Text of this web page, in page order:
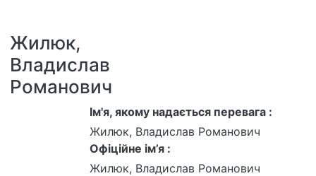
Жилюк,
Владислав
Романович
Ім'я, якому надається перевага :
Жилюк, Владислав Романович
Офіційне ім’я :
Жилюк, Владислав Романович